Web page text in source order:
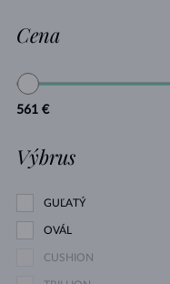
Cena
561 €
Výbrus
GUĽATÝ
OVÁL
CUSHION